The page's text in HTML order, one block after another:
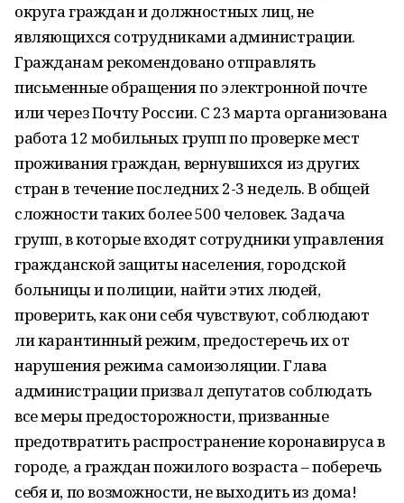
округа граждан и должностных лиц, не
являющихся сотрудниками администрации.
Гражданам рекомендовано отправлять
письменные обращения по электронной почте
или через Почту России. С 23 марта организована
работа 12 мобильных групп по проверке мест
проживания граждан, вернувшихся из других
стран в течение последних 2-3 недель. В общей
сложности таких более 500 человек. Задача
групп, в которые входят сотрудники управления
гражданской защиты населения, городской
больницы и полиции, найти этих людей,
проверить, как они себя чувствуют, соблюдают
ли карантинный режим, предостеречь их от
нарушения режима самоизоляции. Глава
администрации призвал депутатов соблюдать
все меры предосторожности, призванные
предотвратить распространение коронавируса в
городе, а граждан пожилого возраста – поберечь
себя и, по возможности, не выходить из дома!